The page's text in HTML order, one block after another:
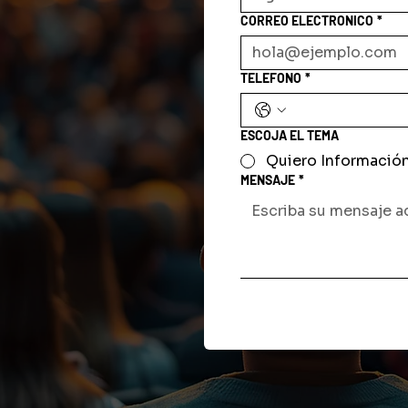
CORREO ELECTRONICO *
TELEFONO *
ESCOJA EL TEMA
Quiero
MENSAJE *